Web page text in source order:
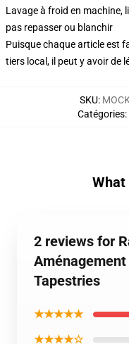
Lavage à froid en machine,
pas repasser ou blanchir
Puisque chaque article est
tiers local, il peut y avoir de
SKU:
Catégories:
What
2 reviews for
Tapestries
★★★★★
★★★★☆